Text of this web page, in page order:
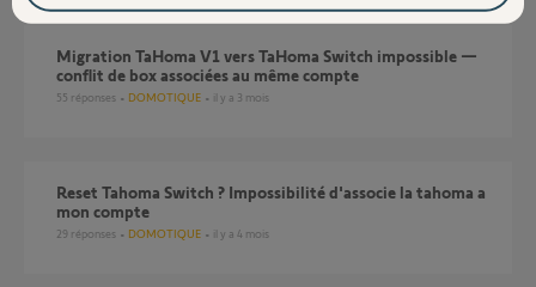
Migration TaHoma V1 vers TaHoma Switch impossible —
conflit de box associées au même compte
55 réponses DOMOTIQUE il y a 3 mois
Reset Tahoma Switch ? Impossibilité d'associe la tahoma a
mon compte
29 réponses DOMOTIQUE il y a 4 mois